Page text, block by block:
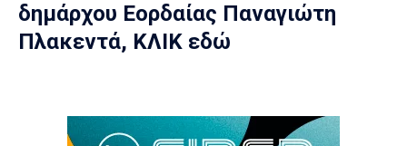
δημάρχου Εορδαίας Παναγιώτη
Πλακεντά, ΚΛΙΚ εδώ